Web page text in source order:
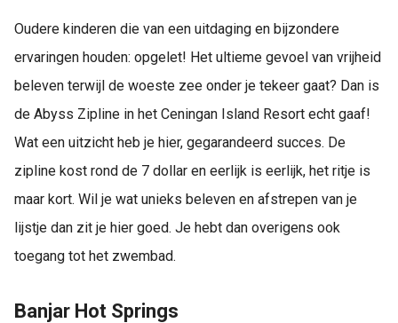
Oudere kinderen die van een uitdaging en bijzondere
ervaringen houden: opgelet! Het ultieme gevoel van vrijheid
beleven terwijl de woeste zee onder je tekeer gaat? Dan is
de Abyss Zipline in het Ceningan Island Resort echt gaaf!
Wat een uitzicht heb je hier, gegarandeerd succes. De
zipline kost rond de 7 dollar en eerlijk is eerlijk, het ritje is
maar kort. Wil je wat unieks beleven en afstrepen van je
lijstje dan zit je hier goed. Je hebt dan overigens ook
toegang tot het zwembad.
Banjar Hot Springs